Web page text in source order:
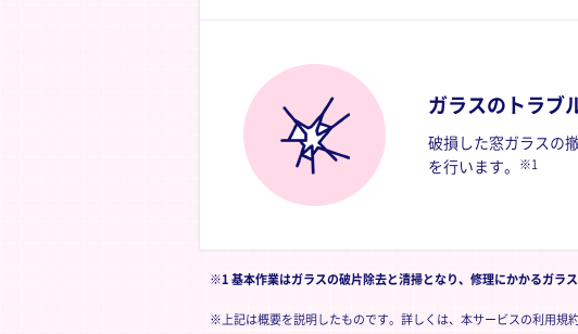
ガラスのトラブ
破損した窓ガラスの
を行います。
※1
※1 基本作業はガラスの破片除去と清掃となり、修理にかかるガラ
※上記は概要を説明したものです。詳しくは、本サービスの利用規